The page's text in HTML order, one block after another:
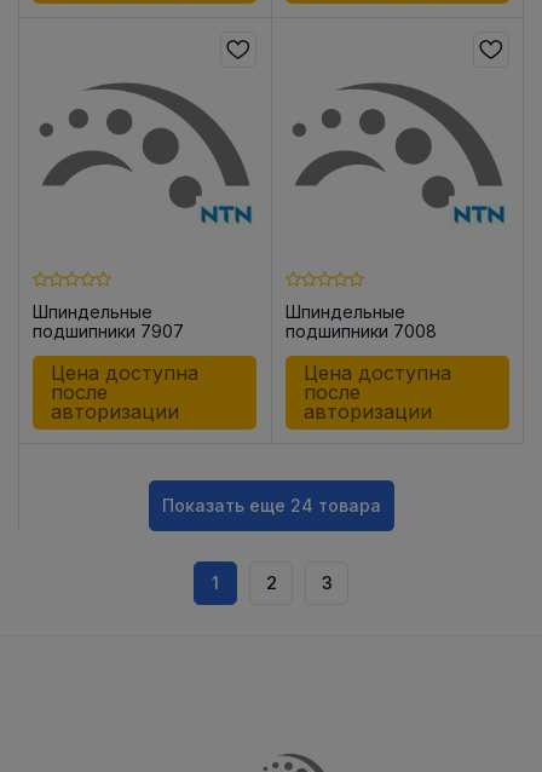
Шпиндельные
подшипники 7907
Цена доступна
после
авторизации
Шпиндельные
подшипники 7008
Цена доступна
после
авторизации
Показать еще 24 товара
1 2 3